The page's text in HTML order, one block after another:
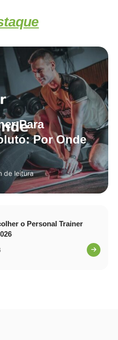
Para
Por Onde
de leitura
o Personal Trainer